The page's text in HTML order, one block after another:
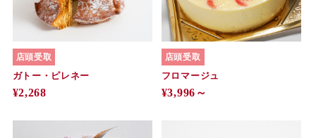
店頭受取
ガトー・ピレネー
¥2,268
店頭受取
フロマージュ
¥3,996～